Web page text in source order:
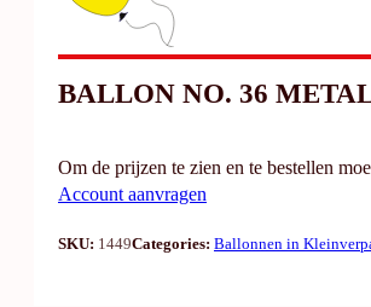
BALLON NO. 36
Om de prijzen te zien en te bestellen
Account aanvragen
SKU: 1449Categories: Ballonnen in